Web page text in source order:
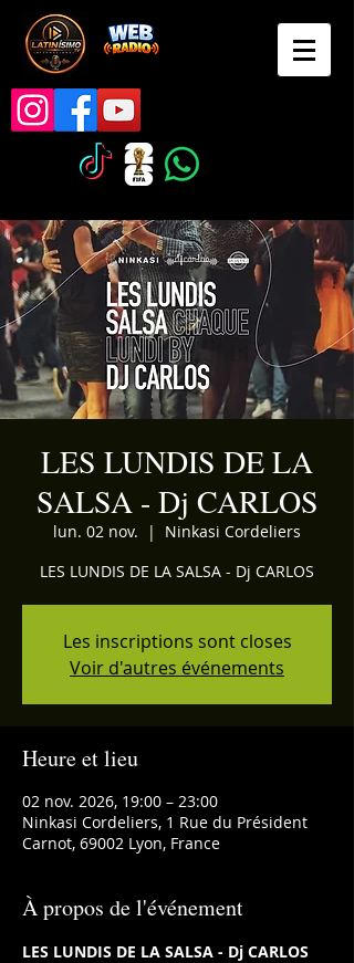
LES LUNDIS DE LA
SALSA - Dj CARLOS
lun. 02 nov.
  |
Ninkasi Cordeliers
LES LUNDIS DE LA SALSA - Dj CARLOS
Les inscriptions sont closes
Voir d'autres événements
Heure et lieu
02 nov. 2026, 19:00 – 23:00
Ninkasi Cordeliers, 1 Rue du Président
Carnot, 69002 Lyon, France
À propos de l'événement
LES LUNDIS DE LA SALSA - Dj CARLOS